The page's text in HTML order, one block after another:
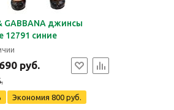
GABBANA джинсы
12791 синие
руб.
Экономия 800 руб.